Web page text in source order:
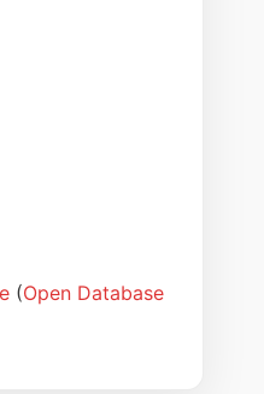
(Open Database